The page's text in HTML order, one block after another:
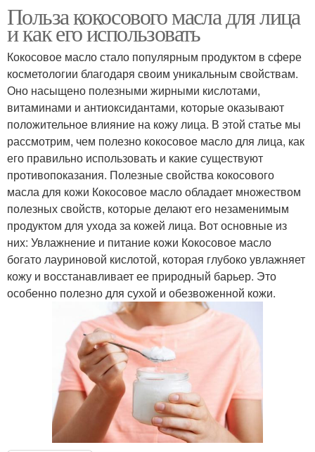
Польза кокосового масла для лица
и как его использовать
Кокосовое масло стало популярным продуктом в сфере
косметологии благодаря своим уникальным свойствам.
Оно насыщено полезными жирными кислотами,
витаминами и антиоксидантами, которые оказывают
положительное влияние на кожу лица. В этой статье мы
рассмотрим, чем полезно кокосовое масло для лица, как
его правильно использовать и какие существуют
противопоказания. Полезные свойства кокосового
масла для кожи Кокосовое масло обладает множеством
полезных свойств, которые делают его незаменимым
продуктом для ухода за кожей лица. Вот основные из
них: Увлажнение и питание кожи Кокосовое масло
богато лауриновой кислотой, которая глубоко увлажняет
кожу и восстанавливает ее природный барьер. Это
особенно полезно для сухой и обезвоженной кожи.